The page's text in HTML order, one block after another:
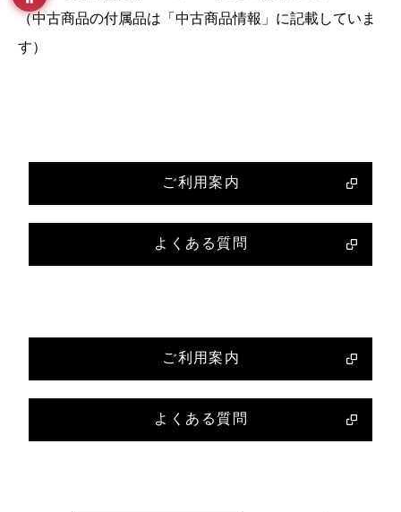
（中古商品の付属品は「中古商品情報」に記載していま
す）
ご利用案内
よくある質問
ご利用案内
よくある質問